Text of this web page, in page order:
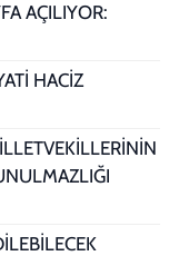
AÇILIYOR:
HACİZ